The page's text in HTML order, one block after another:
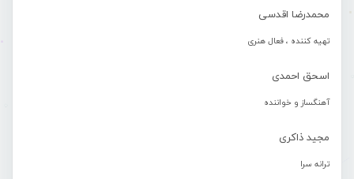
محمدرضا اقدسی
تهیه کننده ، فعال هنری
اسحق احمدی
آهنگساز و خواننده
مجید ذاکری
ترانه سرا